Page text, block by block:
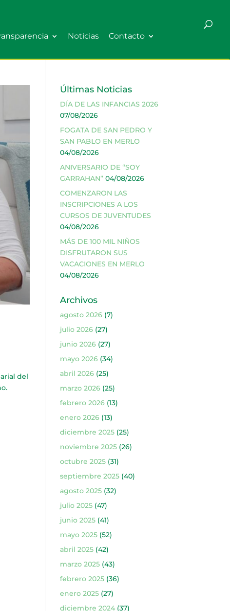
Noticias Contacto
del
Últimas Noticias
DÍA DE LAS INFANCIAS 2026
07/08/2026
FOGATA DE SAN PEDRO Y
SAN PABLO EN MERLO
04/08/2026
ANIVERSARIO DE “SOY
GARRAHAN” 04/08/2026
COMENZARON LAS
INSCRIPCIONES A LOS
CURSOS DE JUVENTUDES
04/08/2026
MÁS DE 100 MIL NIÑOS
DISFRUTARON SUS
VACACIONES EN MERLO
04/08/2026
Archivos
agosto 2026(7)
julio 2026(27)
junio 2026(27)
mayo 2026(34)
abril 2026(25)
marzo 2026(25)
febrero 2026(13)
enero 2026(13)
diciembre 2025(25)
noviembre 2025(26)
octubre 2025(31)
septiembre 2025(40)
agosto 2025(32)
julio 2025(47)
junio 2025(41)
mayo 2025(52)
abril 2025(42)
marzo 2025(43)
febrero 2025(36)
enero 2025(27)
diciembre 2024(37)